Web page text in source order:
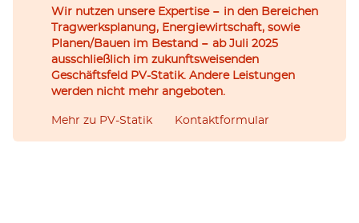
Wir nutzen unsere Expertise − in den Bereichen
Tragwerksplanung, Energiewirtschaft, sowie
Planen/Bauen im Bestand − ab Juli 2025
ausschließlich im zukunftsweisenden
Geschäftsfeld PV-Statik. Andere Leistungen
werden nicht mehr angeboten.
Mehr zu PV-Statik Kontaktformular